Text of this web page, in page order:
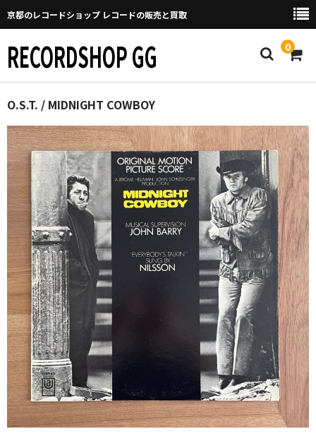
京都のレコードショップ レコードの販売と買取
RECORDSHOP GG 0
Home
マイページ
GGについて
買取について
取り置きなどについて
Categories
New Arrivals
新譜
GG RECORD （当店のレーベル）
全商品
JAZZ-US
BLUE NOTE
O.S.T. / MIDNIGHT COWBOY